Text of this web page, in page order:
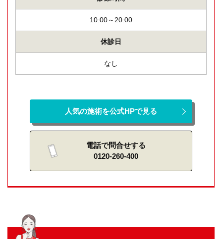
10:00～20:00
休診日
なし
人気の施術を公式HPで見る
電話で問合せする
0120-260-400